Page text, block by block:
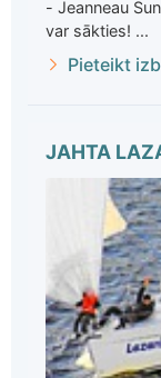
- Jeanneau
var sākties! ...
Pieteikt
JAHTA